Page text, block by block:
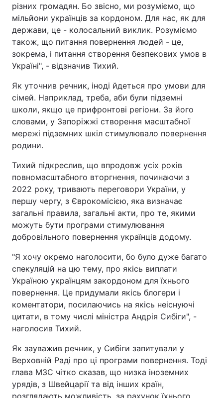
різних громадян. Бо звісно, ми розуміємо, що
мільйони українців за кордоном. Для нас, як для
держави, це - колосальний виклик. Розуміємо
також, що питання повернення людей - це,
зокрема, і питання створення безпекових умов в
Україні", - відзначив Тихий.
Як уточнив речник, іноді йдеться про умови для
сімей. Наприклад, треба, аби були підземні
школи, якщо це прифронтові регіони. За його
словами, у Запоріжжі створення масштабної
мережі підземних шкіл стимулювало повернення
родини.
Тихий підкреслив, що впродовж усіх років
повномасштабного вторгнення, починаючи з
2022 року, тривають переговори України, у
першу чергу, з Єврокомісією, яка визначає
загальні правила, загальні акти, про те, якими
можуть бути програми стимулювання
добровільного повернення українців додому.
"Я хочу окремо наголосити, бо було дуже багато
спекуляцій на цю тему, про якісь виплати
Україною українцям закордоном для їхнього
повернення. Це придумали якісь блогери і
коментатори, посилаючись на якісь неіснуючі
цитати, в тому числі міністра Андрія Сибіги", -
наголосив Тихий.
Як зауважив речник, у Сибіги запитували у
Верховній Раді про ці програми повернення. Тоді
глава МЗС чітко сказав, що низка іноземних
урядів, з Швейцарії та від інших країн,
розглядають можливість, за рахунок їхнього